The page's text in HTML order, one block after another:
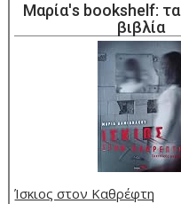
Μαρία's bookshelf:
βιβλία
Ίσκιος στον Καθρέφτη